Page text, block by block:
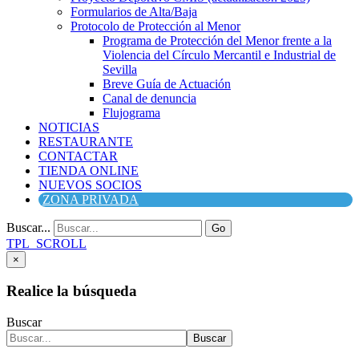
Formularios de Alta/Baja
Protocolo de Protección al Menor
Programa de Protección del Menor frente a la
Violencia del Círculo Mercantil e Industrial de
Sevilla
Breve Guía de Actuación
Canal de denuncia
Flujograma
NOTICIAS
RESTAURANTE
CONTACTAR
TIENDA ONLINE
NUEVOS SOCIOS
ZONA PRIVADA
Buscar... Go
TPL_SCROLL
×
Realice la búsqueda
Buscar
Buscar